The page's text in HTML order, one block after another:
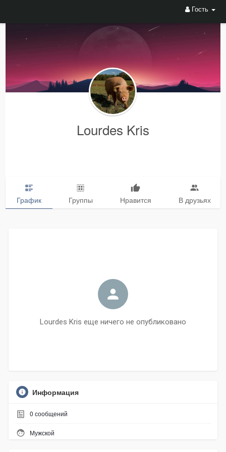
Гость
Lourdes Kris
График Группы Нравится В друзьях
Lourdes Kris еще ничего не опубликовано
Информация
0 сообщений
Мужской